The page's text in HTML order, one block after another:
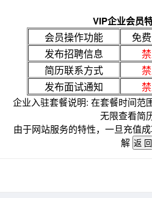
VIP企业会员
会员操作功能 免
发布招聘信息
简历联系方式
发布面试通知
企业入驻套餐说明: 在套餐时间范
无限查看简
由于网站服务的特性，一旦充值
解